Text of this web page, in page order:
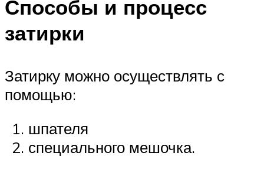
Способы и процесс
затирки
Затирку можно осуществлять с
помощью:
шпателя
специального мешочка.